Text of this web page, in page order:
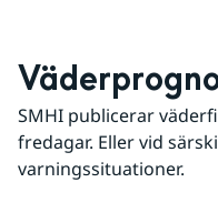
SMHI publicerar
fredagar. Eller vid
varningssituationer.